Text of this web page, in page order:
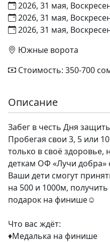
2026, 31 мая,
2026, 31 мая,
2026, 31 мая,
Южные ворота
Стоимость: 350-700
Описание
Забег в честь Дня
Пробегая свои 3, 5 или
только в своё
деткам ОФ «Лучи добра»
Ваши дети смогут
на 500 и 1000м,
подарок на финише☺️
Что вас ждёт:
♦️Медалька на финише